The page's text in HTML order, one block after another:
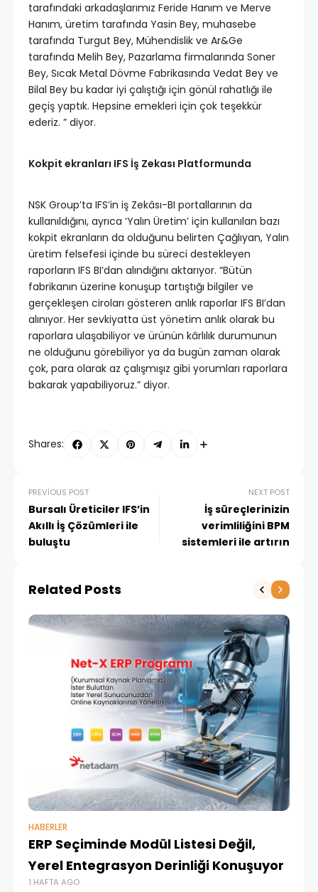
tarafındaki arkadaşlarımız Feride Hanım ve Merve
Hanım, üretim tarafında Yasin Bey, muhasebe
tarafında Turgut Bey, Mühendislik ve Ar&Ge
tarafında Melih Bey, Pazarlama firmalarında Soner
Bey, Sıcak Metal Dövme Fabrikasında Vedat Bey ve
Bilal Bey bu kadar iyi çalıştığı için gönül rahatlığı ile
geçiş yaptık. Hepsine emekleri için çok teşekkür
ederiz. ” diyor.
Kokpit ekranları IFS İş Zekası Platformunda
NSK Group’ta IFS’in iş Zekâsı-BI portallarının da
kullanıldığını, ayrıca ‘Yalın Üretim’ için kullanılan bazı
kokpit ekranların da olduğunu belirten Çağlıyan, Yalın
üretim felsefesi içinde bu süreci destekleyen
raporların IFS BI’dan alındığını aktarıyor. “Bütün
fabrikanın üzerine konuşup tartıştığı bilgiler ve
gerçekleşen ciroları gösteren anlık raporlar IFS BI’dan
alınıyor. Her sevkiyatta üst yönetim anlık olarak bu
raporlara ulaşabiliyor ve ürünün kârlılık durumunun
ne olduğunu görebiliyor ya da bugün zaman olarak
çok, para olarak az çalışmışız gibi yorumları raporlara
bakarak yapabiliyoruz.” diyor.
Shares:
PREVIOUS POST
Bursalı Üreticiler IFS’in
Akıllı İş Çözümleri ile
buluştu
NEXT POST
İş süreçlerinizin
verimliliğini BPM
sistemleri ile artırın
Related Posts
HABERLER
ERP Seçiminde Modül Listesi Değil,
Yerel Entegrasyon Derinliği Konuşuyor
1 HAFTA AGO